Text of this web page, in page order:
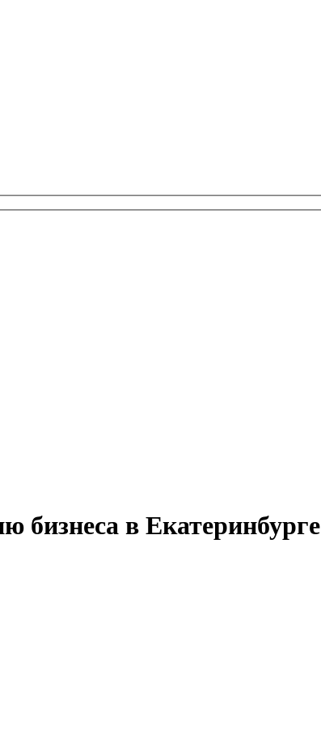
бизнеса в Екатеринбурге